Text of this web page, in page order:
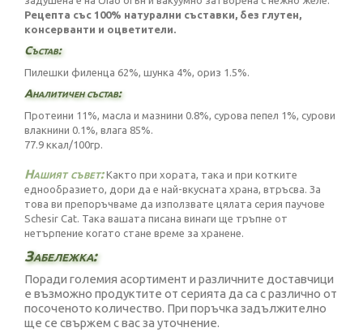
Рецепта със 100% натурални съставки, без глутен,
консерванти и оцветители.
Състав:
Пилешки филенца 62%, шунка 4%, ориз 1.5%.
Аналитичен състав:
Протеини 11%, масла и мазнини 0.8%, сурова пепел 1%, сурови
влакнини 0.1%, влага 85%.
77.9 ккал/100гр.
Нашият съвет:Както при хората, така и при котките
еднообразието, дори да е най-вкусната храна, втръсва. За
това ви препоръчваме да използвате цялата серия паучове
Schesir Cat. Така вашата писана винаги ще тръпне от
нетърпение когато стане време за хранене.
Забележка:
Поради големия асортимент и различните доставчици
е възможно продуктите от серията да са с различно от
посоченото количество. При поръчка задължително
ще се свържем с вас за уточнение.